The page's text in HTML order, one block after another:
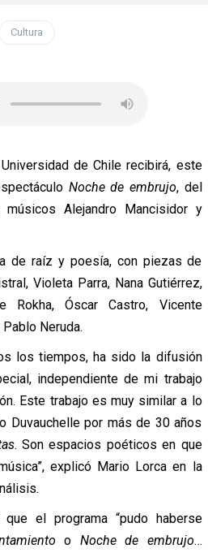
Cultura
de Chile recibirá, este
Noche de embrujo, del
Alejandro Mancisidor y
de raíz y poesía, con piezas de
Violeta Parra, Nana Gutiérrez,
Rokha, Óscar Castro, Vicente
Neruda.
los tiempos, ha sido la difusión
independiente de mi trabajo
Este trabajo es muy similar a lo
Duvauchelle por más de 30 años
. Son espacios poéticos en que
explicó Mario Lorca en la
el programa “pudo haberse
o Noche de embrujo…